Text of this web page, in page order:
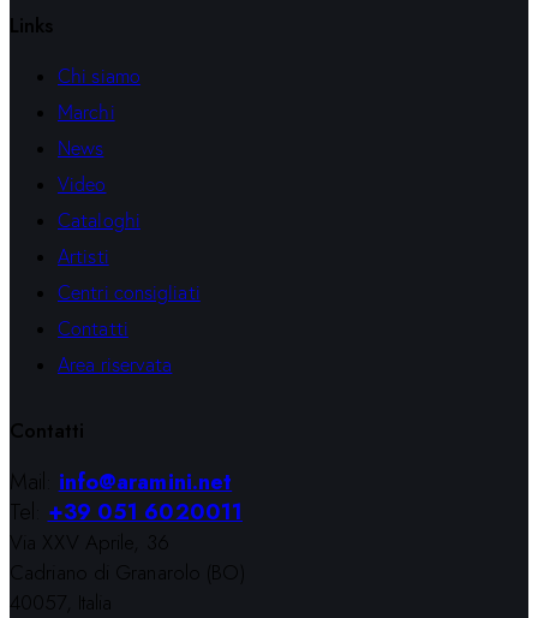
Links
Chi siamo
Marchi
News
Video
Cataloghi
Artisti
Centri consigliati
Contatti
Area riservata
Contatti
Mail: info@aramini.net
Tel: +39 051 6020011
Via XXV Aprile, 36
Cadriano di Granarolo (BO)
40057, Italia